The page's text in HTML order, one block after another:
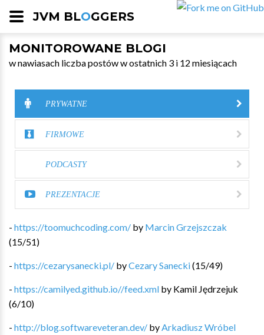
JVM BLOGGERS
MONITOROWANE BLOGI
w nawiasach liczba postów w ostatnich 3 i 12 miesiącach
PRYWATNE
FIRMOWE
PODCASTY
PREZENTACJE
- https://toomuchcoding.com/ by Marcin Grzejszczak
(15/51)
- https://cezarysanecki.pl/ byCezary Sanecki(15/49)
- https://camilyed.github.io//feed.xml by Kamil Jędrzejuk
(6/10)
- http://blog.softwareveteran.dev/ by Arkadiusz Wróbel